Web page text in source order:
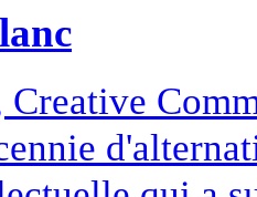
Creative